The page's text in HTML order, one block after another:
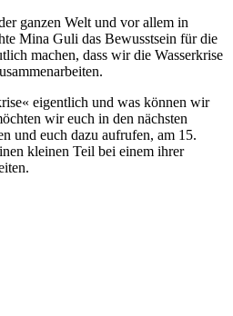
ganzen Welt und vor allem in
Mina Guli das Bewusstsein für die
machen, dass wir die Wasserkrise
eigentlich und was können wir
wir euch in den nächsten
und euch dazu aufrufen, am 15.
kleinen Teil bei einem ihrer